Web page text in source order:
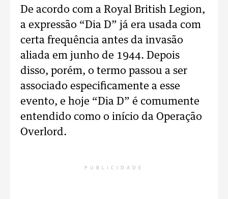
De acordo com a Royal British Legion,
a expressão “Dia D” já era usada com
certa frequência antes da invasão
aliada em junho de 1944. Depois
disso, porém, o termo passou a ser
associado especificamente a esse
evento, e hoje “Dia D” é comumente
entendido como o início da Operação
Overlord.
PUBLICIDADE